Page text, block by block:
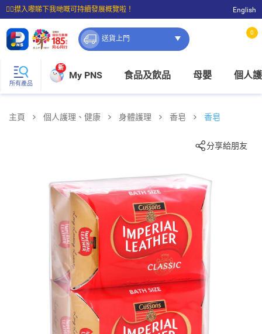
☝🏼㩒入嚟睇下我哋嘅可持續發展概覽啦！
⭐購物滿$399即享免費送貨；滿$100即可免費店取。
English
送貨上門
0
所有產品
新
My PNS 食品及飲品 母嬰 個人
主頁 個人護理、健康 身體護理 香皂 香皂
分享給朋友